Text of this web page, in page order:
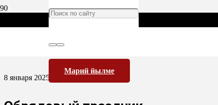
Марий йылме
8 января 2025